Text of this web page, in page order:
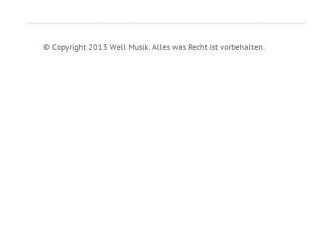
© Copyright 2013 Well Musik. Alles was Recht ist vorbehalten.